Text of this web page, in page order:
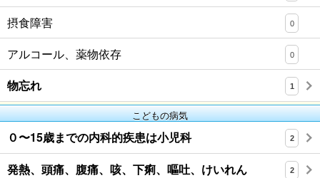
摂食障害 0
アルコール、薬物依存 0
物忘れ 1
こどもの病気
０〜15歳までの内科的疾患は小児科 2
発熱、頭痛、腹痛、咳、下痢、嘔吐、けいれん 2